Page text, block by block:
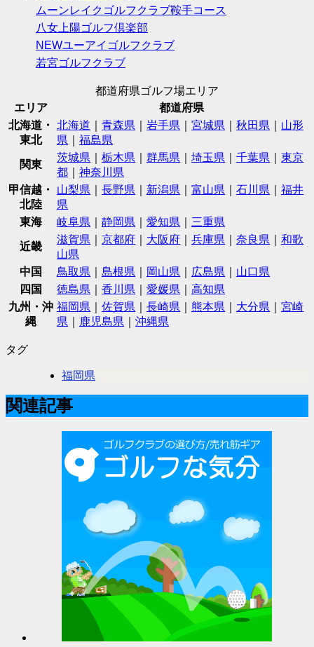
ムーンレイクゴルフクラブ鞍手コース
八女上陽ゴルフ倶楽部
NEWユーアイゴルフクラブ
若宮ゴルフクラブ
都道府県ゴルフ場エリア
エリア
都道府県
北海道・
東北
北海道 青森県 岩手県 宮城県 秋田県
山形
県
福島県
関東
茨城県 栃木県 群馬県 埼玉県 千葉県
東京
都
神奈川県
甲信越・
北陸
山梨県 長野県 新潟県 富山県 石川県
福井
県
東海
岐阜県 静岡県 愛知県 三重県
近畿
滋賀県 京都府 大阪府 兵庫県 奈良県
和歌
山県
中国
鳥取県 島根県 岡山県 広島県
山口県
四国
徳島県 香川県 愛媛県
高知県
九州・沖
縄
福岡県 佐賀県 長崎県 熊本県 大分県
宮崎
県
鹿児島県 沖縄県
タグ
福岡県
関連記事